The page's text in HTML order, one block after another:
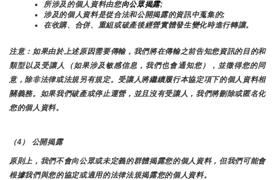
所涉及的個人資料由您向公眾揭露;
涉及的個人資料是從合法和公開揭露的資訊中蒐集的;
在收購、合併、重組或破產後經營實體發生變化時進行轉讓。
注意：如果由於上述原因需要傳輸，我們將在傳輸之前告知您資訊的目的和
類型以及受讓人（如果涉及敏感信息，我們也會通知您），並徵得您的同
意，除非法律或法規另有規定。受讓人將繼續履行本協定項下的個人資料相
關義務。如果我們破產或停止運營，並且沒有受讓人，我們將刪除或匿名化
您的個人資料。
（4） 公開揭露
原則上，我們不會向公眾或未定義的群體揭露您的個人資料，但我們可能會
根據我們與您的協定或適用的法律法規揭露您的個人資料。